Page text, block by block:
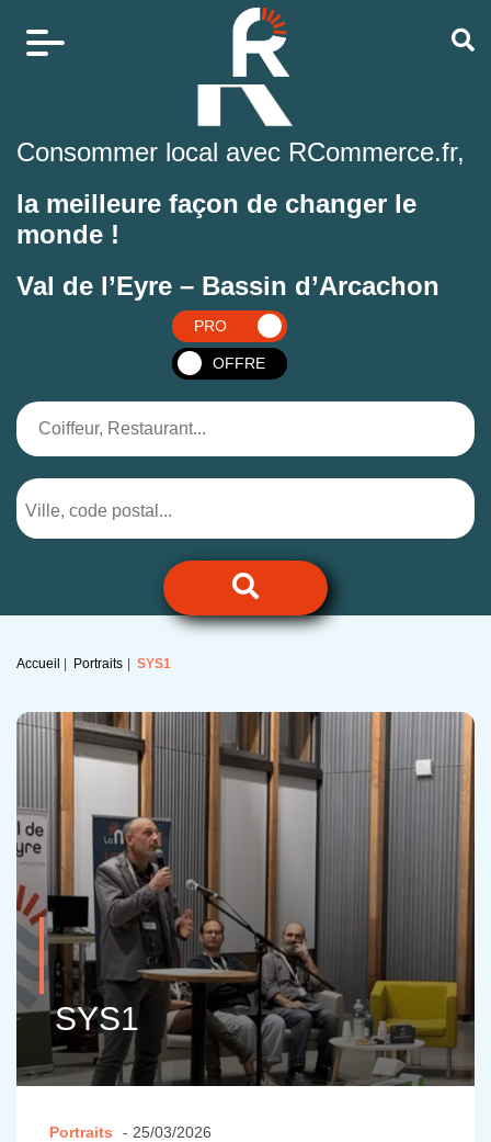
Consommer local avec RCommerce.fr,
la meilleure façon de changer le
monde !
Val de l’Eyre – Bassin d’Arcachon
PRO
OFFRE
Accueil Portraits SYS1
SYS1
Portraits - 25/03/2026